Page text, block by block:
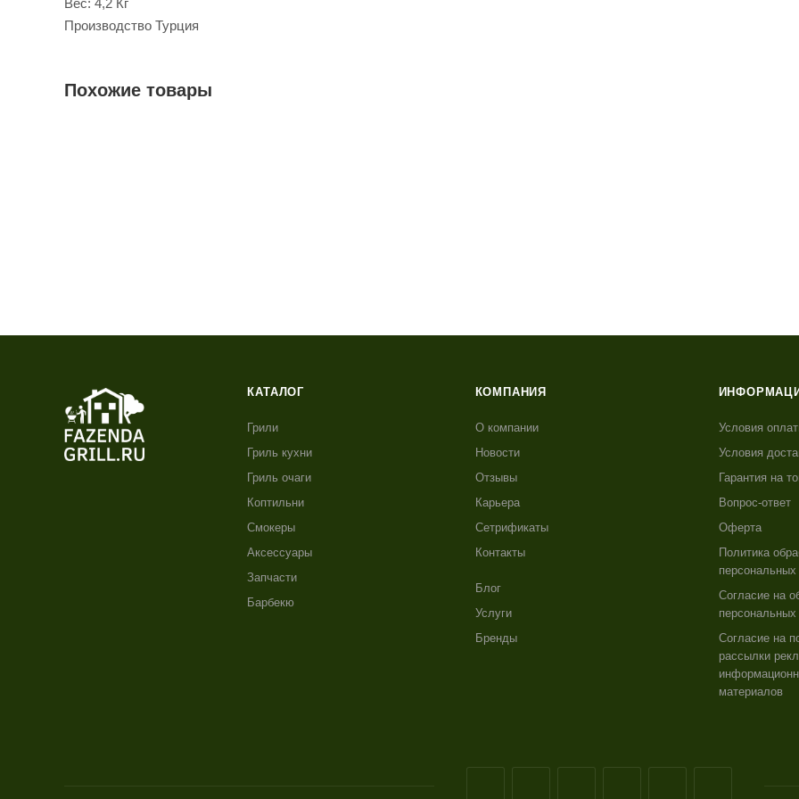
Вес: 4,2 Кг
Производство Турция
Похожие товары
КАТАЛОГ
Грили
Гриль кухни
Гриль очаги
Коптильни
Смокеры
Аксессуары
Запчасти
Барбекю
КОМПАНИЯ
О компании
Новости
Отзывы
Карьера
Сетрификаты
Контакты
Блог
Услуги
Бренды
Условия
Условия
Гарантия на
Вопрос-ответ
Оферта
Политика
Согласие на
Согласие на
рассылки
материалов